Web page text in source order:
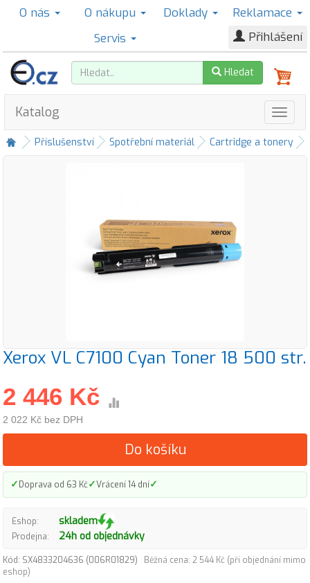
O nás O nákupu Doklady
Reklamace
Servis
Přihlášení
Hledat
Katalog
Příslušenství Spotřební materiál Cartridge a tonery
Xerox VL C7100 Cyan Toner 18 500 str.
2 446 Kč
2 022 Kč bez DPH
Do košíku
✓Doprava od 63 Kč✓Vrácení 14 dní✓
Eshop: skladem
Prodejna: 24h od objednávky
Kód: SX4833204636 (006R01829)
Běžná cena: 2 544 Kč (při objednání mimo
eshop)